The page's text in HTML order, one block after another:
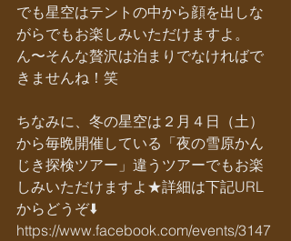
でも星空はテントの中から顔を出しな
がらでもお楽しみいただけますよ。
ん〜そんな贅沢は泊まりでなければで
きませんね！笑
ちなみに、冬の星空は２月４日（土）
から毎晩開催している「夜の雪原かん
じき探検ツアー」違うツアーでもお楽
しみいただけますよ★詳細は下記URL
からどうぞ⬇️
https://www.facebook.com/events/3147